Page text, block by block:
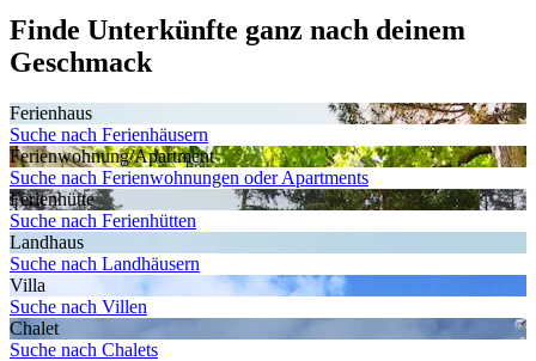
Finde Unterkünfte ganz nach deinem
Geschmack
Ferienhaus
Suche nach Ferienhäusern
Ferienwohnung/Apartment
Suche nach Ferienwohnungen oder Apartments
Ferienhütte
Suche nach Ferienhütten
Landhaus
Suche nach Landhäusern
Villa
Suche nach Villen
Chalet
Suche nach Chalets